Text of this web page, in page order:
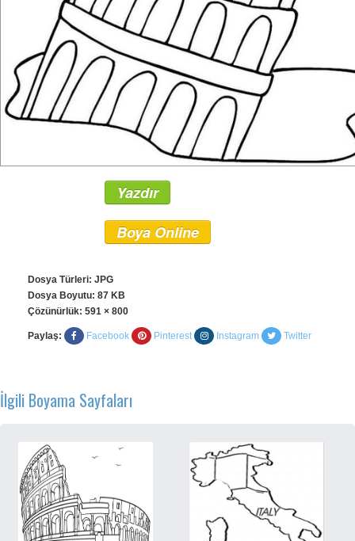
Yazdır
Boya Online
Dosya Türleri: JPG
Dosya Boyutu: 87 KB
Çözünürlük: 591 × 800
Paylaş: Facebook Pinterest Instagram Twitter
İlgili Boyama Sayfaları